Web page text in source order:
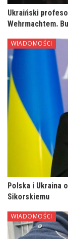
Ukraiński
Wehrmachtem.
WIADOMOŚCI
Polska i Ukraina
Sikorskiemu
WIADOMOŚCI